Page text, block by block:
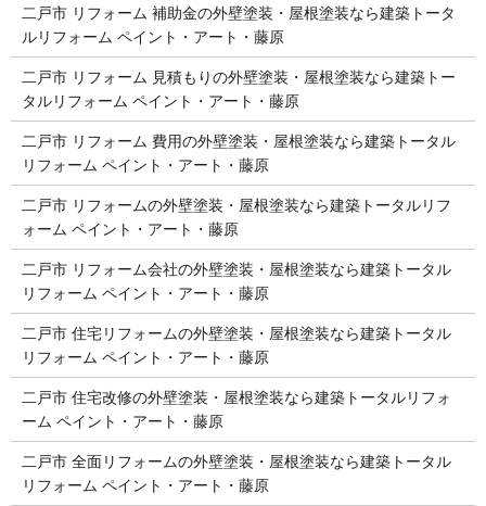
二戸市 リフォーム 補助金の外壁塗装・屋根塗装なら建築トータ
ルリフォーム ペイント・アート・藤原
二戸市 リフォーム 見積もりの外壁塗装・屋根塗装なら建築トー
タルリフォーム ペイント・アート・藤原
二戸市 リフォーム 費用の外壁塗装・屋根塗装なら建築トータル
リフォーム ペイント・アート・藤原
二戸市 リフォームの外壁塗装・屋根塗装なら建築トータルリフ
ォーム ペイント・アート・藤原
二戸市 リフォーム会社の外壁塗装・屋根塗装なら建築トータル
リフォーム ペイント・アート・藤原
二戸市 住宅リフォームの外壁塗装・屋根塗装なら建築トータル
リフォーム ペイント・アート・藤原
二戸市 住宅改修の外壁塗装・屋根塗装なら建築トータルリフォ
ーム ペイント・アート・藤原
二戸市 全面リフォームの外壁塗装・屋根塗装なら建築トータル
リフォーム ペイント・アート・藤原